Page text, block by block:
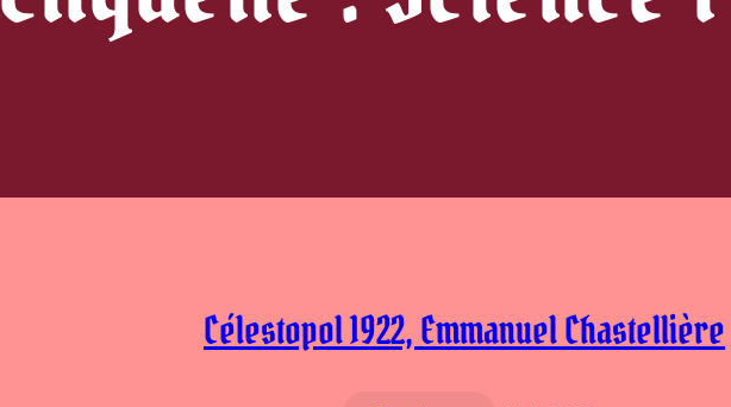
Célestopol 1922, Emmanuel Chastellière